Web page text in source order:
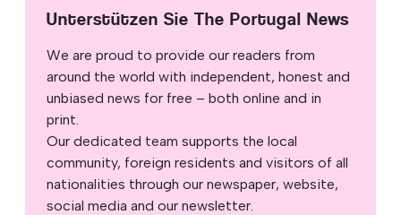
Unterstützen Sie The Portugal News
We are proud to provide our readers from
around the world with independent, honest and
unbiased news for free – both online and in
print.
Our dedicated team supports the local
community, foreign residents and visitors of all
nationalities through our newspaper, website,
social media and our newsletter.